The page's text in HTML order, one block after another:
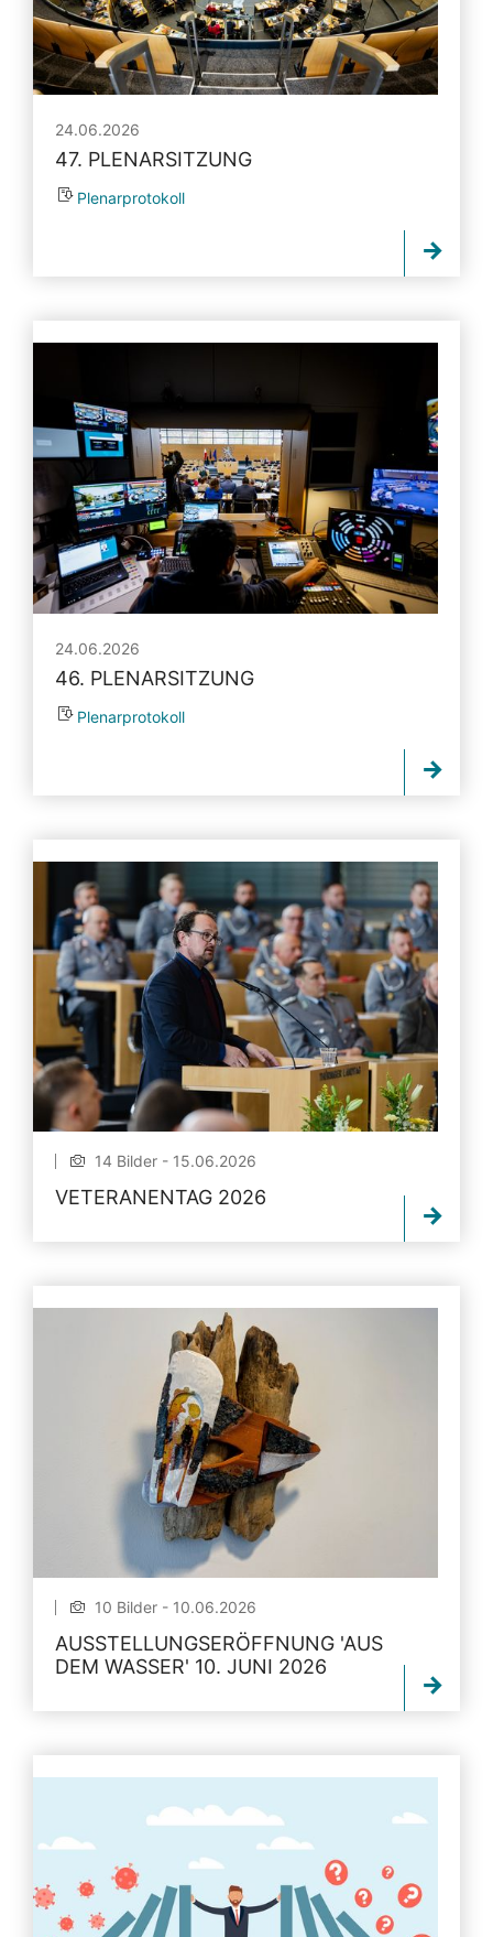
24.06.2026
47. PLENARSITZUNG
Plenarprotokoll
24.06.2026
46. PLENARSITZUNG
Plenarprotokoll
14 Bilder - 15.06.2026
VETERANENTAG 2026
10 Bilder - 10.06.2026
AUSSTELLUNGSERÖFFNUNG 'AUS
DEM WASSER' 10. JUNI 2026